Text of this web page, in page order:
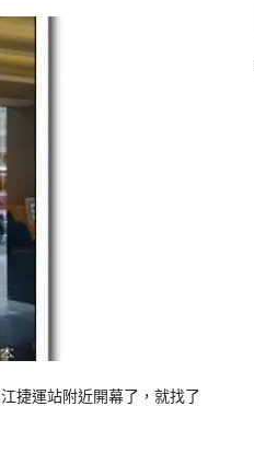
捷運站附近開幕了，就找了